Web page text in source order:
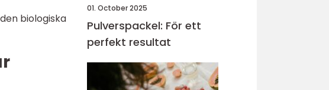
biologiska
01. October 2025
Pulverspackel: För ett
perfekt resultat